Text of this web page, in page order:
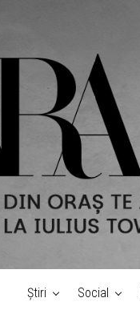
Știri Social